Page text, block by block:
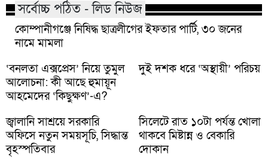
সর্বোচ্চ পঠিত - লিড নিউজ
কোম্পানীগঞ্জে নিষিদ্ধ ছাত্রলীগের ইফতার পার্টি, ৩০ জনের
নামে মামলা
‘বনলতা এক্সপ্রেস’ নিয়ে তুমুল
আলোচনা: কী আছে হুমায়ূন
আহমেদের ‘কিছুক্ষণ’-এ?
দুই দশক ধরে ‘অস্থায়ী’ পরিচয়
জ্বালানি সাশ্রয়ে সরকারি
অফিসে নতুন সময়সূচি, সিদ্ধান্ত
বৃহস্পতিবার
সিলেটে রাত ১০টা পর্যন্ত খোলা
থাকবে মিষ্টান্ন ও বেকারি
দোকান